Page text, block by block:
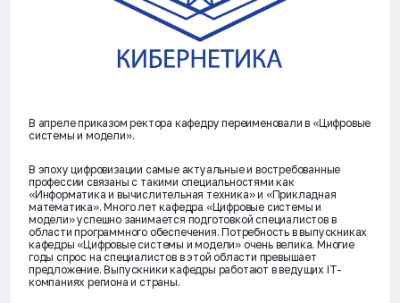
В апреле приказом ректора кафедру переименовали в «Цифровые
системы и модели».
В эпоху цифровизации самые актуальные и востребованные
профессии связаны с такими специальностями как
«Информатика и вычислительная техника» и «Прикладная
математика». Много лет кафедра «Цифровые системы и
модели» успешно занимается подготовкой специалистов в
области программного обеспечения. Потребность в выпускниках
кафедры «Цифровые системы и модели» очень велика. Многие
годы спрос на специалистов в этой области превышает
предложение. Выпускники кафедры работают в ведущих IT-
компаниях региона и страны.